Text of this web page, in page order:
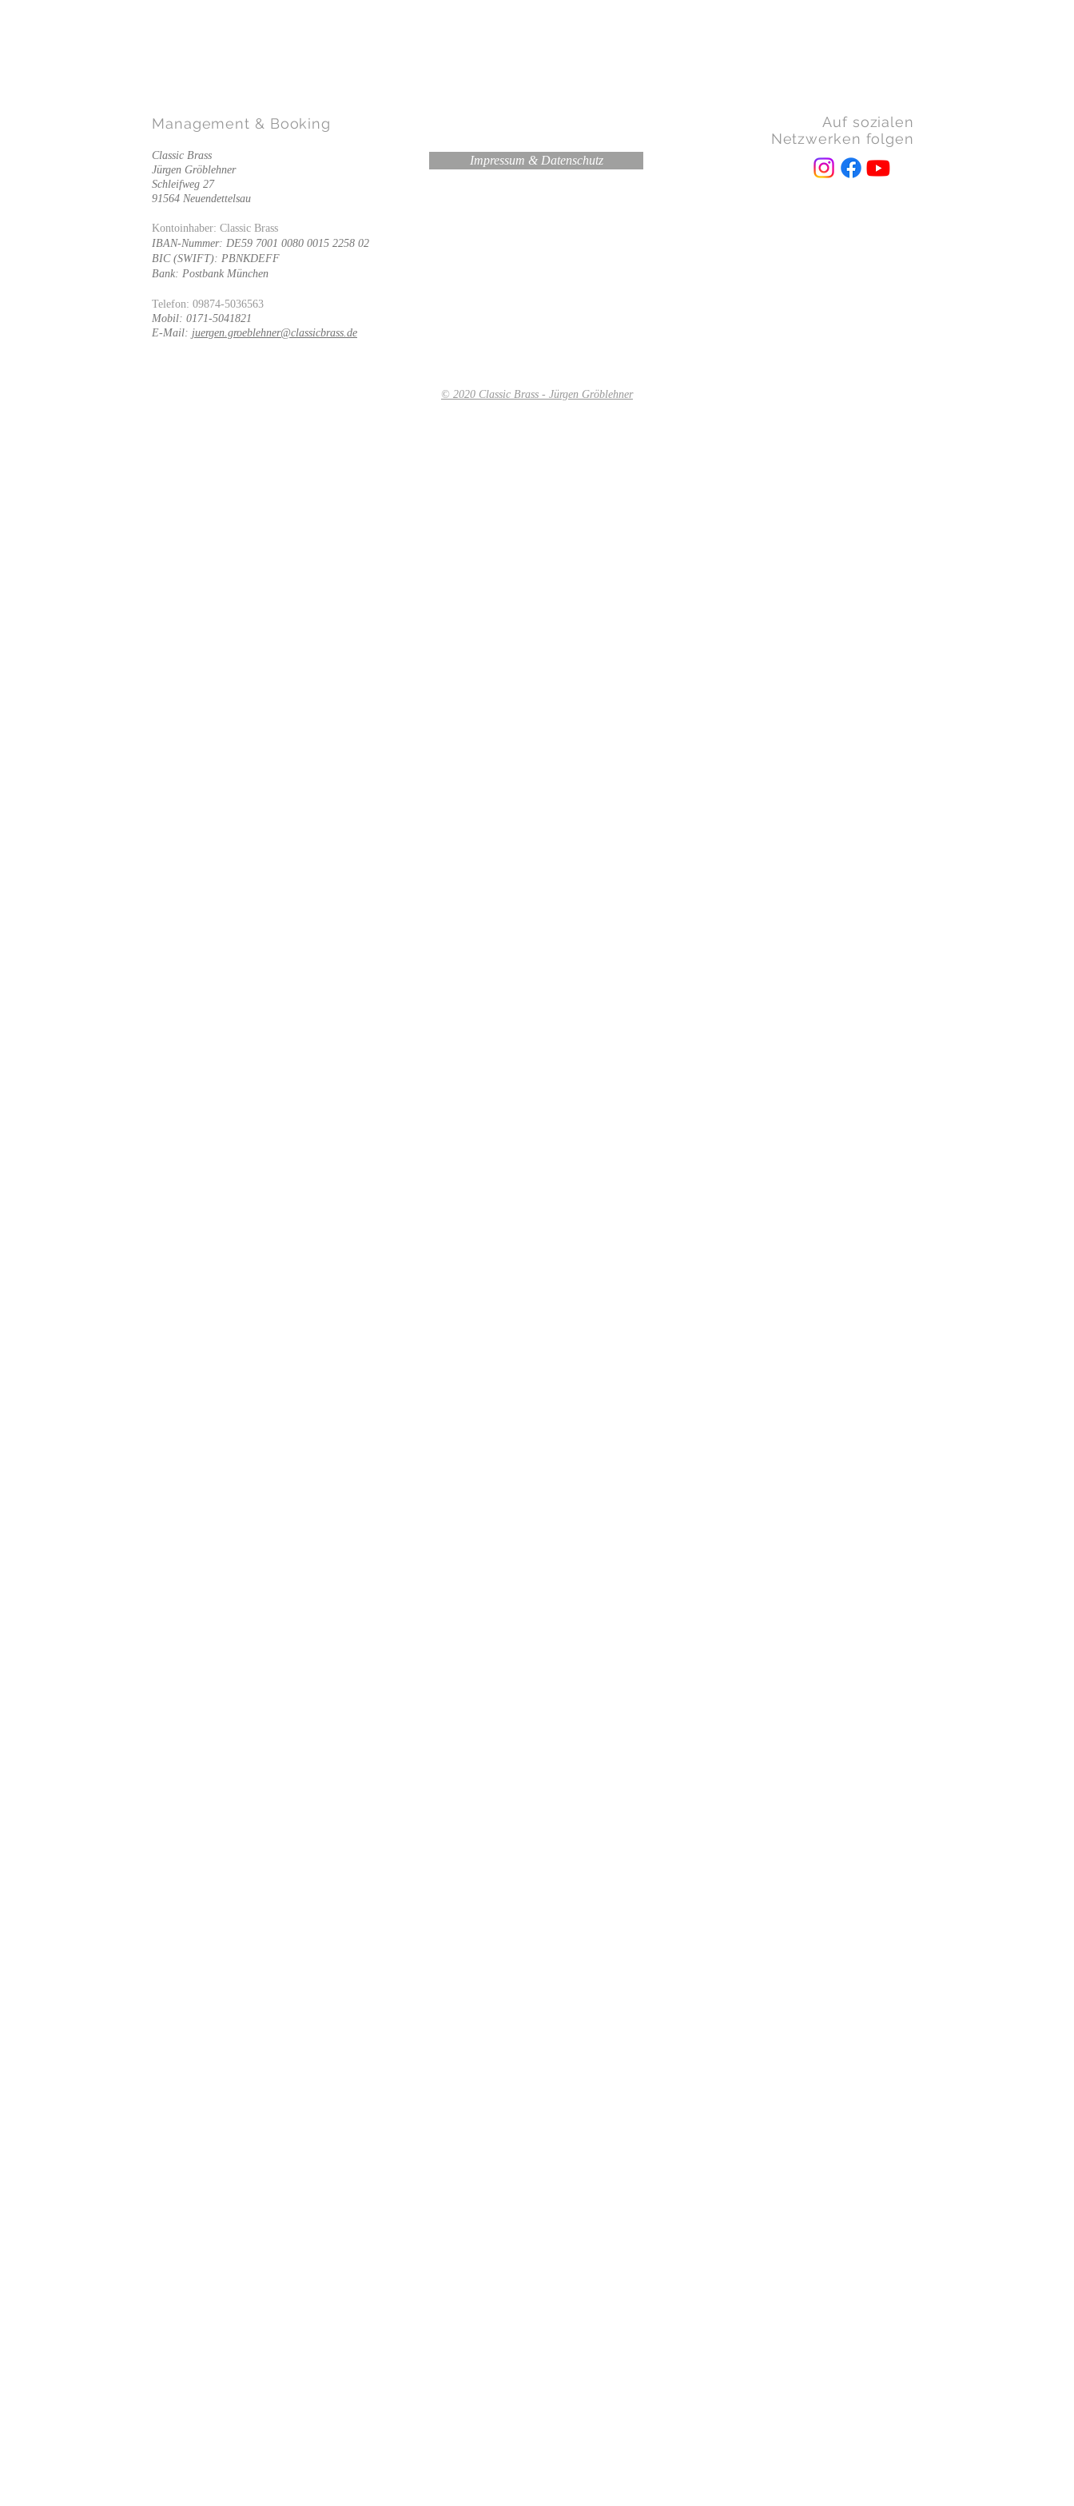
Management & Booking
Classic Brass
Jürgen Gröblehner
Schleifweg 27
91564 Neuendettelsau
Kontoinhaber: Classic Brass
IBAN-Nummer: DE59 7001 0080 0015 2258 02
BIC (SWIFT): PBNKDEFF
Bank: Postbank München
Telefon: 09874-5036563
Mobil: 0171-5041821
E-Mail: juergen.groeblehner@classicbrass.de
Impressum & Datenschutz
Auf sozialen
Netzwerken folgen
© 2020 Classic Brass - Jürgen Gröblehner